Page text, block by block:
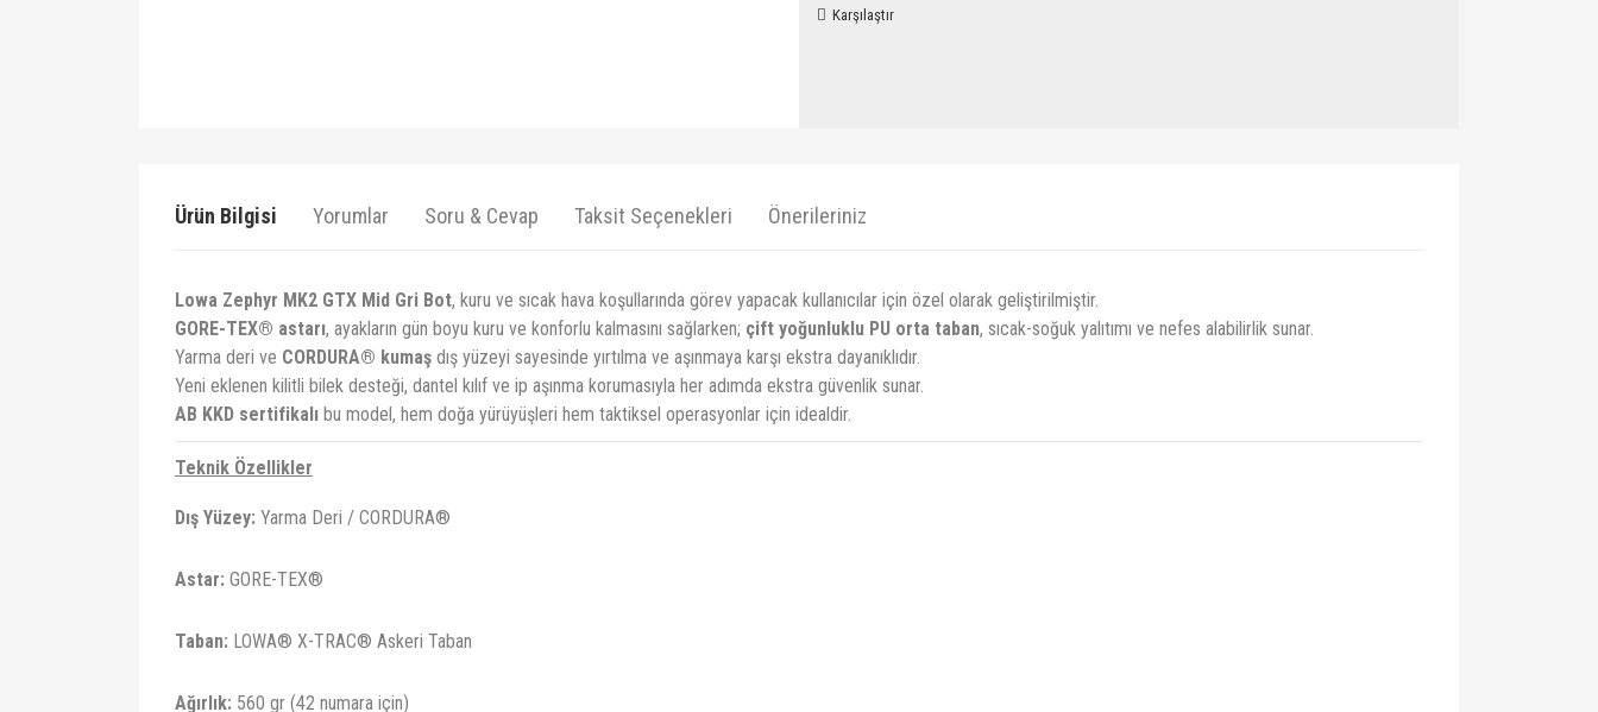
Karşılaştır
Ürün Bilgisi Yorumlar Soru & Cevap Taksit Seçenekleri Önerileriniz
Lowa Zephyr MK2 GTX Mid Gri Bot, kuru ve sıcak hava koşullarında görev yapacak kullanıcılar için özel olarak geliştirilmiştir.
GORE-TEX® astarı, ayakların gün boyu kuru ve konforlu kalmasını sağlarken; çift yoğunluklu PU orta taban, sıcak-soğuk yalıtımı ve nefes alabilirlik sunar.
Yarma deri ve CORDURA® kumaş dış yüzeyi sayesinde yırtılma ve aşınmaya karşı ekstra dayanıklıdır.
Yeni eklenen kilitli bilek desteği, dantel kılıf ve ip aşınma korumasıyla her adımda ekstra güvenlik sunar.
AB KKD sertifikalı bu model, hem doğa yürüyüşleri hem taktiksel operasyonlar için idealdir.
Teknik Özellikler
Dış Yüzey: Yarma Deri / CORDURA®
Astar: GORE-TEX®
Taban: LOWA® X-TRAC® Askeri Taban
Ağırlık: 560 gr (42 numara için)